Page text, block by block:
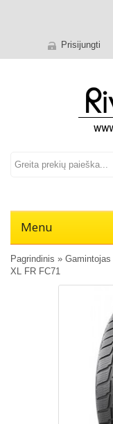
Prisijungti
Menu
Pagrindinis » Gamintojas
XL FR FC71